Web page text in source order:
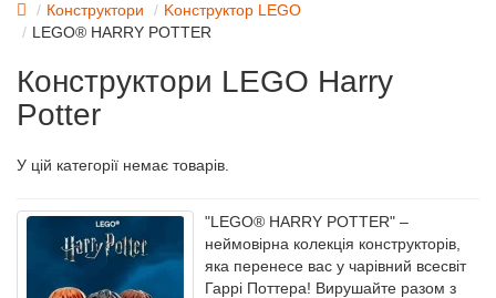
Конструктори
Kонструктор LEGO
LEGO® HARRY POTTER
Конструктори LEGO Harry
Potter
У цій категорії немає товарів.
"LEGO® HARRY POTTER" –
неймовірна колекція конструкторів,
яка перенесе вас у чарівний всесвіт
Гаррі Поттера! Вирушайте разом з